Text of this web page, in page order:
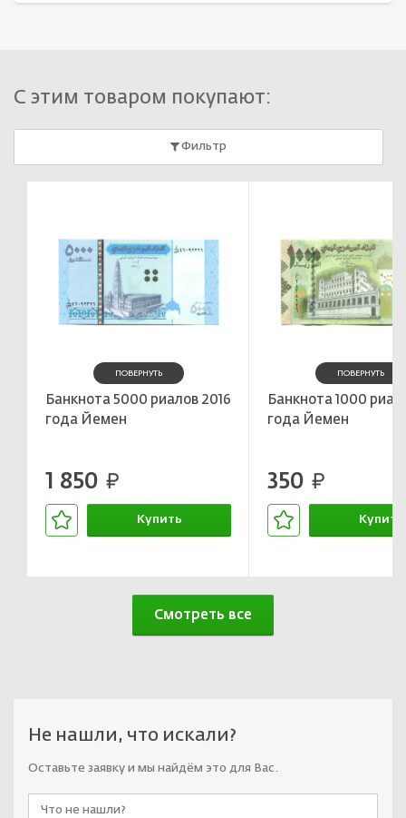
С этим товаром покупают:
Фильтр
ПОВЕРНУТЬ
Банкнота 5000 риалов 2016
года Йемен
1 850 руб.
Купить
ПОВЕРНУТЬ
Банкнота 1000
года Йемен
350 руб.
Купить
Смотреть все
Не нашли, что искали?
Оставьте заявку и мы найдём это для Вас.